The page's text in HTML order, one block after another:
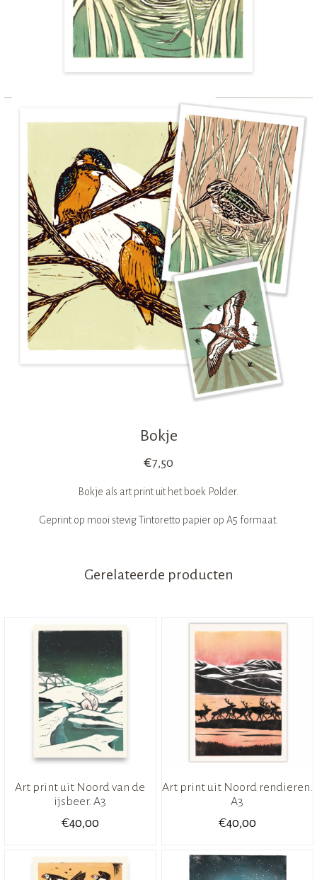
Bokje
€7,50
Bokje als art print uit het boek Polder.
Geprint op mooi stevig Tintoretto papier op A5 formaat.
Gerelateerde producten
Art print uit Noord van de
ijsbeer. A3
€40,00
Art print uit Noord rendieren.
A3
€40,00